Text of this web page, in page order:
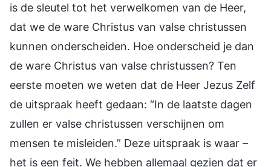
is de sleutel tot het verwelkomen van de Heer,
dat we de ware Christus van valse christussen
kunnen onderscheiden. Hoe onderscheid je dan
de ware Christus van valse christussen? Ten
eerste moeten we weten dat de Heer Jezus Zelf
de uitspraak heeft gedaan: “In de laatste dagen
zullen er valse christussen verschijnen om
mensen te misleiden.” Deze uitspraak is waar –
het is een feit. We hebben allemaal gezien dat er